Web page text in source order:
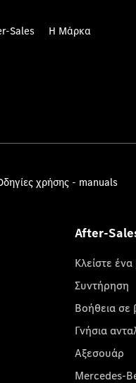
Sales Η Μάρκα
χρήσης - manuals
After-
Κλείστε
Συντήρηση
Βοήθεια σε
Γνήσια
Αξεσουάρ
Mercedes-